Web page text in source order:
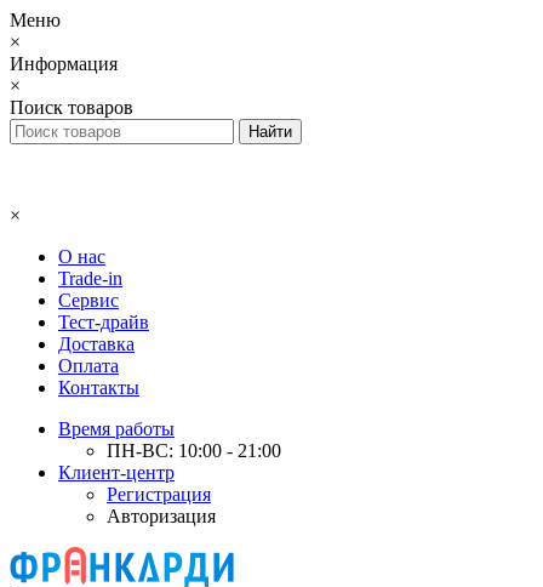
Меню
×
Информация
×
Поиск товаров
×
О нас
Trade-in
Сервис
Тест-драйв
Доставка
Оплата
Контакты
Время работы
ПН-ВС: 10:00 - 21:00
Клиент-центр
Регистрация
Авторизация